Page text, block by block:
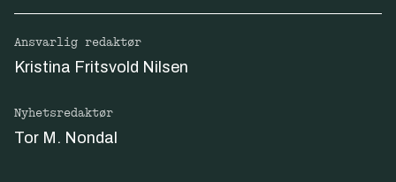
Ansvarlig redaktør
Kristina Fritsvold Nilsen
Nyhetsredaktør
Tor M. Nondal